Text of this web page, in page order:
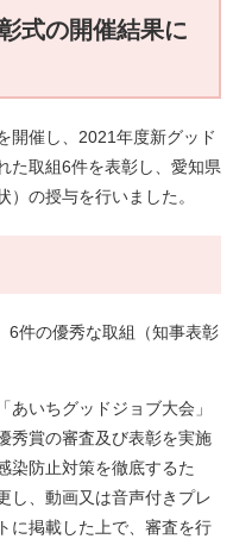
式の開催結果に
催し、2021年度新グッド
た取組6件を表彰し、愛知県
の授与を行いました。
件の優秀な取組（知事表彰
いちグッドジョブ大会」
秀賞の審査及び表彰を実施
染防止対策を徹底するた
し、動画又は音声付きプレ
に掲載した上で、審査を行